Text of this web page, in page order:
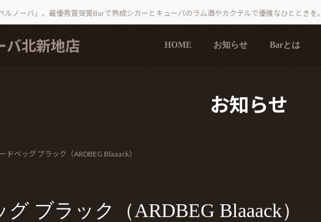
ルノーバ」。最優秀賞受賞Barで熟成シガーとキューバのラム酒やカクテルで優雅なひとときを。
HOME お知らせ Barとは
お知らせ
ドベッグ ブラック（ARDBEG Blaaack）
ブラック（ARDBEG Blaaack）